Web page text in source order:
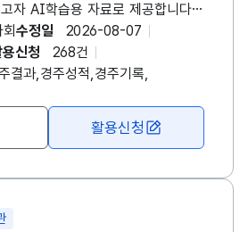
자 AI학습용 자료로 제공합니다.
, 경주일자, 경주번호, 경주거리,
번, 마명, 영문마명, 생산국가명,
자, 성별명, 레이팅점수,
, 기수명, 영문기수명, 조교사명,
, 영문마주명, 순위, 경주기록,
연승식배당률 자료를 제공합니다.)
경주일자(race_dt)를 이용하여
호(meet)에 4를 입력시 영천경마
수정일
2026-08-07
신청
268건
결과,경주성적,경주기록,
활용신청